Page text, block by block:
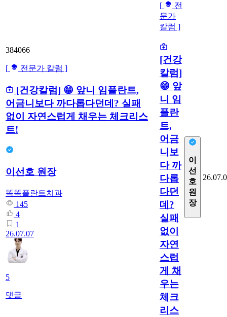
384066
[ 전문가 칼럼 ]
[건강칼럼] 😁 앞니 임플란트,
어금니보다 까다롭다던데? 실패
없이 자연스럽게 채우는 체크리스
트!
이선호 원장
똑똑플란트치과
145
4
1
26.07.07
5
댓글
[
전
문가
칼럼 ]
[건강
칼럼]
😁 앞
니 임
플란
트,
어금
니보
다 까
다롭
다던
데?
실패
없이
자연
스럽
게 채
우는
체크
리스
이
선
호
원
장